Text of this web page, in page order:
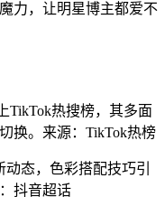
力，让明星博主都爱不
TikTok热搜榜，其多面
换。来源：TikTok热榜
动态，色彩搭配技巧引
抖音超话